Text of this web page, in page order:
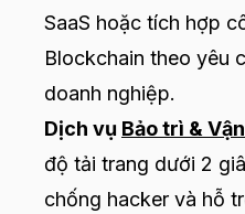
SaaS hoặc tích hợp
Blockchain theo yêu
doanh nghiệp.
Dịch vụ Bảo trì &
độ tải trang dưới 2
chống hacker và hỗ